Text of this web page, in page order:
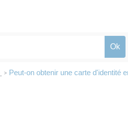
> Peut-on obtenir une carte d'identité